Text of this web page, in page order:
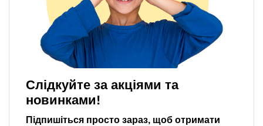
Слідкуйте за акціями та
новинками!
Підпишіться просто зараз, щоб отримати